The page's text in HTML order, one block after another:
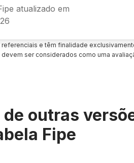
atualizado em
e têm finalidade
ser considerados como uma
outras
Fipe